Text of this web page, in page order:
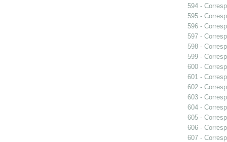
594 -
595 -
596 -
597 -
598 -
599 -
600 -
601 -
602 -
603 -
604 -
605 -
606 -
607 -